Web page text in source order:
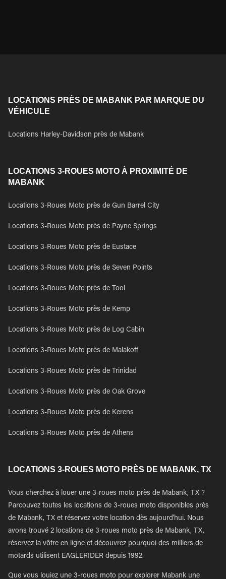
LOCATIONS PRÈS DE MABANK PAR MARQUE DU
VÉHICULE
Locations Harley-Davidson près de Mabank
LOCATIONS 3-ROUES MOTO À PROXIMITÉ DE
MABANK
Locations 3-Roues Moto près de Gun Barrel City
Locations 3-Roues Moto près de Payne Springs
Locations 3-Roues Moto près de Eustace
Locations 3-Roues Moto près de Seven Points
Locations 3-Roues Moto près de Tool
Locations 3-Roues Moto près de Kemp
Locations 3-Roues Moto près de Log Cabin
Locations 3-Roues Moto près de Malakoff
Locations 3-Roues Moto près de Trinidad
Locations 3-Roues Moto près de Oak Grove
Locations 3-Roues Moto près de Kerens
Locations 3-Roues Moto près de Athens
LOCATIONS 3-ROUES MOTO PRÈS DE MABANK, TX
Vous cherchez à louer une 3-roues moto près de Mabank, TX ?
Parcouvez toutes les locations de 3-roues moto disponibles près
de Mabank, TX et réservez votre location dès aujourd'hui. Nous
avons trouvé 2 locations de 3-roues moto près de Mabank, TX,
réservez la vôtre en ligne et découvrez pourquoi des milliers de
motards utilisent EAGLERIDER depuis 1992.
Que vous louiez une 3-roues moto pour explorer Mabank une